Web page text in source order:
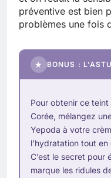
préventive est bien
problèmes une fois
★ BONUS :
Pour obtenir ce
Corée, mélangez
Yepoda à votre
l’hydratation tout
C’est le secret pour
marque les ridules